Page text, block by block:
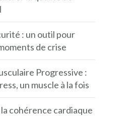
: un outil pour
de crise
Progressive :
un muscle à la fois
cohérence cardiaque